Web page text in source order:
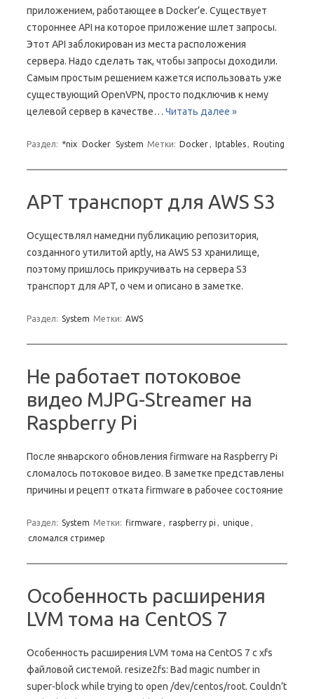
приложением, работающее в Docker’е. Существует
стороннее API на которое приложение шлет запросы.
Этот API заблокирован из места расположения
сервера. Надо сделать так, чтобы запросы доходили.
Самым простым решением кажется использовать уже
существующий OpenVPN, просто подключив к нему
целевой сервер в качестве… Читать далее »
Раздел: *nix Docker System Метки: Docker Iptables Routing
APT транспорт для AWS S3
Осуществлял намедни публикацию репозитория,
созданного утилитой aptly, на AWS S3 хранилище,
поэтому пришлось прикручивать на сервера S3
транспорт для APT, о чем и описано в заметке.
Раздел: System Метки: AWS
Не работает потоковое
видео MJPG-Streamer на
Raspberry Pi
После январского обновления firmware на Raspberry Pi
сломалось потоковое видео. В заметке представлены
причины и рецепт отката firmware в рабочее состояние
Раздел: System Метки: firmware raspberry pi unique
сломался стример
Особенность расширения
LVM тома на CentOS 7
Особенность расширения LVM тома на CentOS 7 с xfs
файловой системой. resize2fs: Bad magic number in
super-block while trying to open /dev/centos/root. Couldn’t